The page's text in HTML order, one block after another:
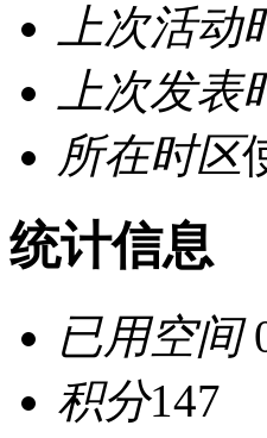
上次活动
上次发表
所在时区
统计信息
已用空间
积分147